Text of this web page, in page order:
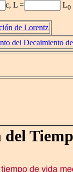
c, L = L0
de Lorentz
del Decaimiento